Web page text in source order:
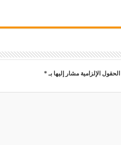
الحقول الإلزامية مشار إليها بـ*